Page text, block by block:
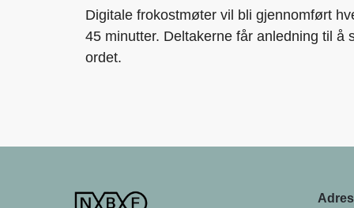
Digitale frokostmøter vil bli gjennomført
45 minutter. Deltakerne får anledning til
ordet.